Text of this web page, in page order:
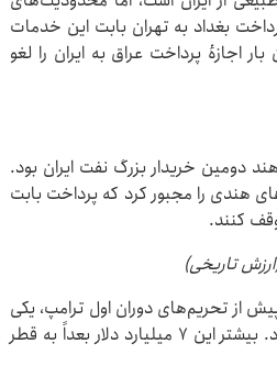
بغداد به تهران بابت این خدمات
اجازهٔ پرداخت عراق به ایران را لغو
دومین خریدار بزرگ نفت ایران بود.
هندی را مجبور کرد که پرداخت بابت
کنند.
تاریخی)
از تحریم‌های دوران اول ترامپ، یکی
از مشتریان عمدهٔ نفت ایران بود. بیشتر این ۷ میلیارد دلار بعداً به قطر